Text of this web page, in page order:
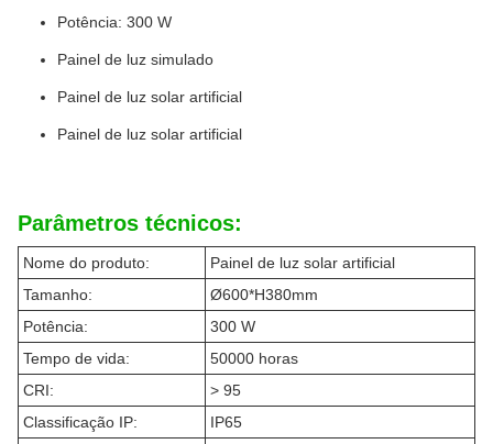
Potência: 300 W
Painel de luz simulado
Painel de luz solar artificial
Painel de luz solar artificial
Parâmetros técnicos:
Nome do produto:
Painel de luz solar artificial
Tamanho:
Ø600*H380mm
Potência:
300 W
Tempo de vida:
50000 horas
CRI:
> 95
Classificação IP:
IP65